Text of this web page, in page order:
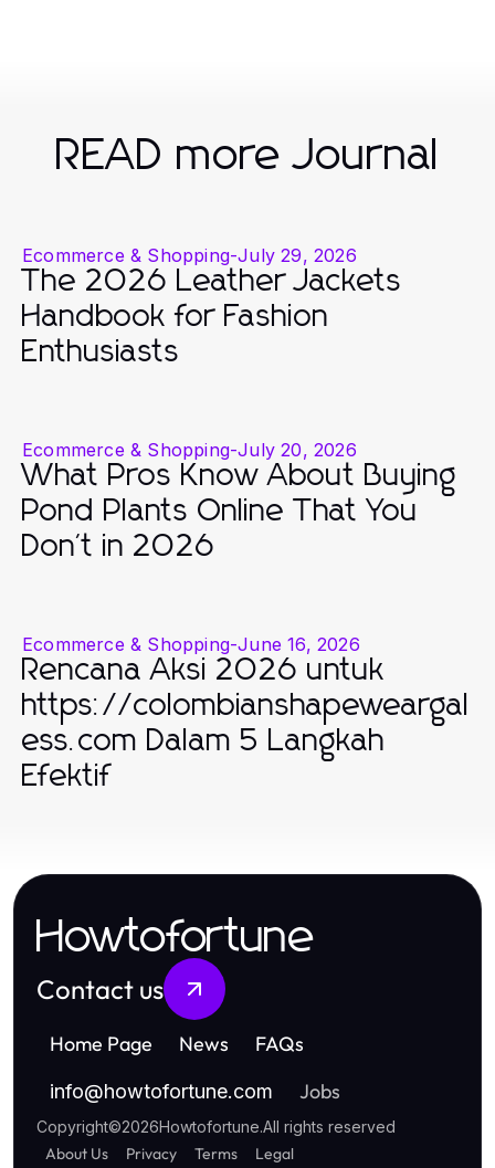
READ more Journal
Ecommerce & Shopping-July 29, 2026
The 2026 Leather Jackets
Handbook for Fashion
Enthusiasts
Ecommerce & Shopping-July 20, 2026
What Pros Know About Buying
Pond Plants Online That You
Don't in 2026
Ecommerce & Shopping-June 16, 2026
Rencana Aksi 2026 untuk
https://colombianshapeweargal
ess.com Dalam 5 Langkah
Efektif
Howtofortune
Contact us
Home Page News FAQs
info@howtofortune.com Jobs
Copyright©2026Howtofortune.All rights reserved
About Us Privacy Terms Legal